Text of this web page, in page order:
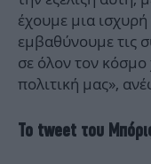
έχουμε μια
εμβαθύνουμε τις
σε όλον τον
πολιτική μας»,
Το tweet του